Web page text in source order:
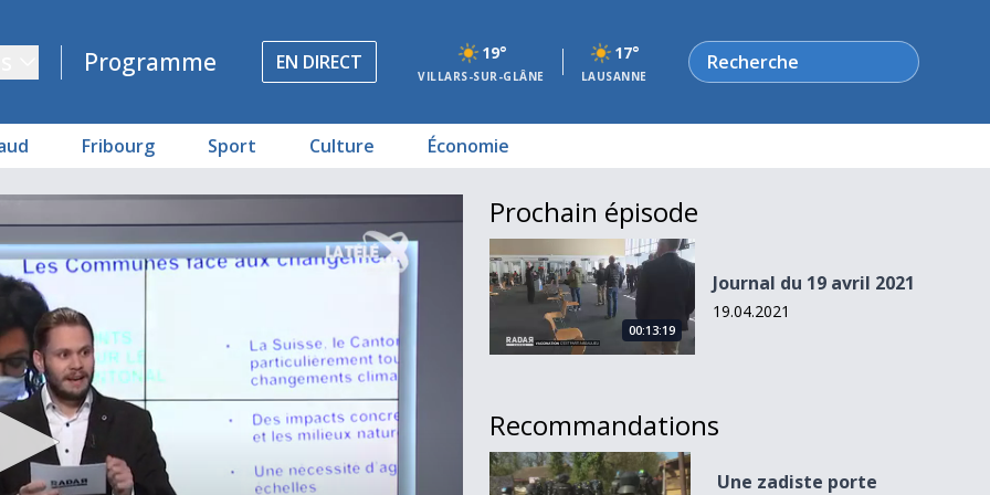
Programme EN DIRECT 19°
VILLARS-SUR-GLÂNE
17°
LAUSANNE
Rechercher
Fribourg Sport Culture Économie
Prochain épisode
Journal du 19 avril 2021
00:13:19
Journal du 19 avril 2021
19.04.2021
Recommandations
Une zadiste porte plainte
Une zadiste porte